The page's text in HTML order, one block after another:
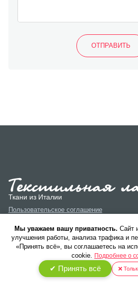
Ткани из Италии
Пользовательское соглашение
Политика конфиденциальности
Мы уважаем вашу приватность. Cайт
улучшения работы, анализа трафика и
«Принять всё», вы соглашаетесь на
cookie. Подробнее о
✔ Принять всё ❌